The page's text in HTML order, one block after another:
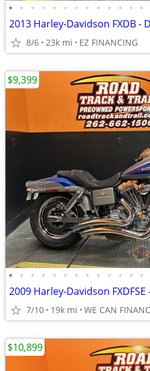
• • • • • • • • • • • • •
2013 Harley-Davidson FXDB -
8/6 23k mi EZ FINANCING
• • • • • • • • • • • • •
2009 Harley-Davidson FXDFSE
7/10 19k mi WE CAN
$9,399
$10,899